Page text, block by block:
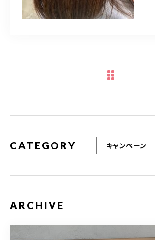
CATEGORY キャンペーン
ARCHIVE